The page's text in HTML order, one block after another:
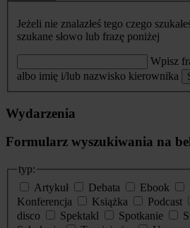
Jeżeli nie znalazłeś tego czego
szukane słowo lub frazę poniżej
Wpisz
albo imię i/lub nazwisko kierownika
Wydarzenia
Formularz wyszukiwania na
typ:
Artykuł
Debata Ebook
Konferencja
Książka Podcast
disco
Spektakl Spotkanie